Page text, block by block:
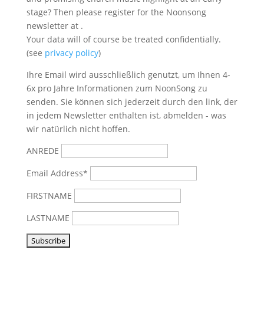
stage? Then please register for the Noonsong
newsletter at .
Your data will of course be treated confidentially.
(see privacy policy)
Ihre Email wird ausschließlich genutzt, um Ihnen 4-
6x pro Jahre Informationen zum NoonSong zu
senden. Sie können sich jederzeit durch den link, der
in jedem Newsletter enthalten ist, abmelden - was
wir natürlich nicht hoffen.
ANREDE
Email Address*
FIRSTNAME
LASTNAME